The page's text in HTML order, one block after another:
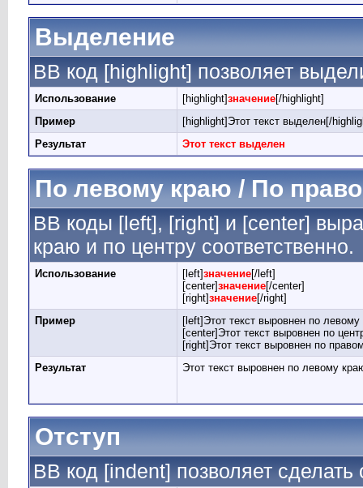
Выделение
BB код [highlight] позволяет
Использование [highlight]значение[/highlight]
Пример
[highlight]Этот текст выделен[/
Результат
Этот текст выделен
По левому краю / По
BB коды [left], [right] и [center]
краю и по центру соответственно.
Использование [left]значение[/left]
[center]значение[/center]
[right]значение[/right]
Пример
[left]Этот текст выровнен по
[center]Этот текст выровнен по
[right]Этот текст выровнен по
Результат
Этот текст выровнен по левому
Отступ
BB код [indent] позволяет сделать